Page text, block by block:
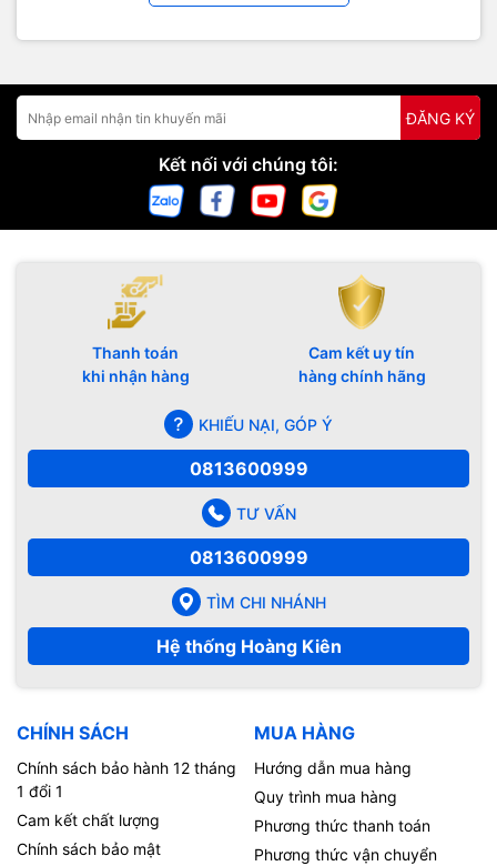
ĐĂNG KÝ
Kết nối với chúng tôi:
Thanh toán
khi nhận hàng
Cam kết uy tín
hàng chính hãng
KHIẾU NẠI, GÓP Ý
0813600999
TƯ VẤN
0813600999
TÌM CHI NHÁNH
Hệ thống Hoàng Kiên
CHÍNH SÁCH
Chính sách bảo hành 12 tháng
1 đổi 1
Cam kết chất lượng
Chính sách bảo mật
MUA HÀNG
Hướng dẫn mua hàng
Quy trình mua hàng
Phương thức thanh toán
Phương thức vận chuyển